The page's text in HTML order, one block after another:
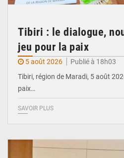
Tibiri : le dialogue,
jeu pour la paix
5 août 2026
Publié à 18h03
Tibiri, région de Maradi, 5 août
paix…
SAVOIR PLUS